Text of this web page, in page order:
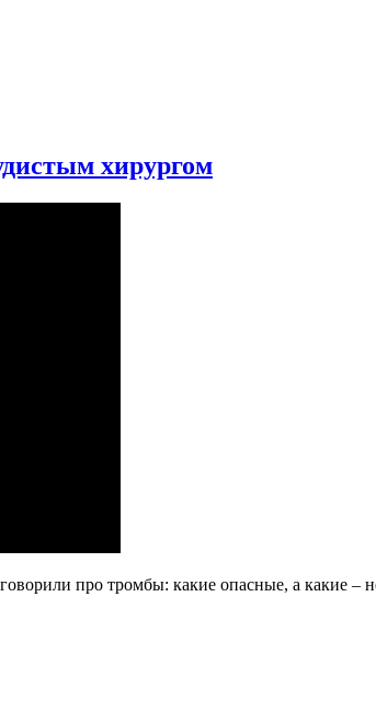
хирургом
про тромбы: какие опасные, а какие –